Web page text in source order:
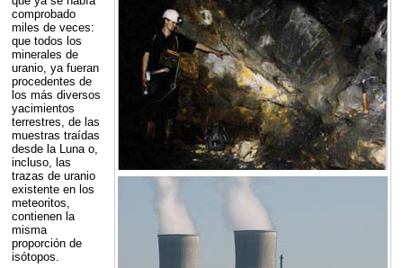
comprobado
miles de veces:
que todos los
minerales de
uranio, ya fueran
procedentes de
los más diversos
yacimientos
terrestres, de las
muestras traídas
desde la Luna o,
incluso, las
trazas de uranio
existente en los
meteoritos,
contienen la
misma
proporción de
isótopos.